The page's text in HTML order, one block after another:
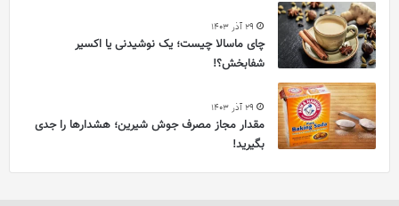
29 آذر 1403
چای ماسالا چیست؛ یک نوشیدنی یا اکسیر
شفابخش؟!
29 آذر 1403
مقدار مجاز مصرف جوش شیرین؛ هشدارها را جدی
بگیرید!